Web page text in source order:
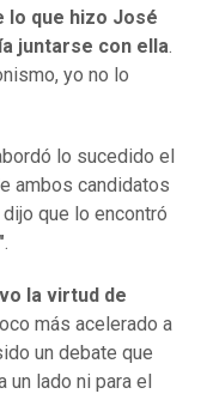
lo que hizo José
juntarse con ella.
yo no lo
lo sucedido el
ambos candidatos
que lo encontró
.
la virtud de
más acelerado a
un debate que
un lado ni para el